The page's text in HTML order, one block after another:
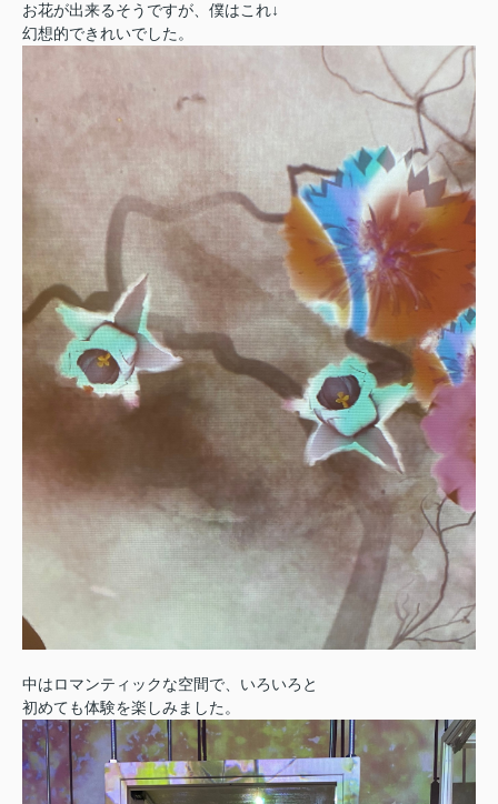
お花が出来るそうですが、僕はこれ↓
幻想的できれいでした。
中はロマンティックな空間で、いろいろと
初めても体験を楽しみました。